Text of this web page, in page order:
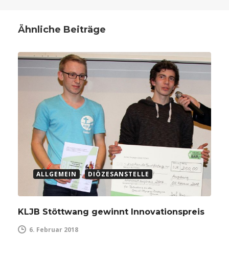
Ähnliche Beiträge
ALLGEMEIN DIÖZESANSTELLE
KLJB Stöttwang gewinnt Innovationspreis
6. Februar 2018